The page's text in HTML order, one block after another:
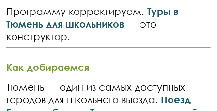
Программу корректируем.Туры в
Тюмень для школьников — это
конструктор.
Как добираемся
Тюмень — один из самых доступных
городов для школьного выезда. Поезд